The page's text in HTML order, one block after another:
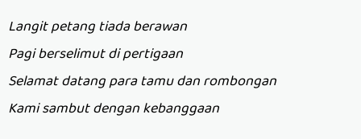
Langit petang tiada berawan
Pagi berselimut di pertigaan
Selamat datang para tamu dan rombongan
Kami sambut dengan kebanggaan